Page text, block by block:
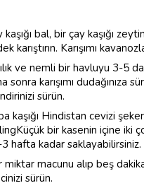
kaşığı bal, bir çay kaşığı
karıştırın. Karışımı
ve nemli bir havluyu 3-5
sonra karışımı dudağınıza
sürün.
kaşığı Hindistan cevizi
bir kasenin içine iki
hafta kadar saklayabilirsiniz.
miktar macunu alıp beş
sürün.